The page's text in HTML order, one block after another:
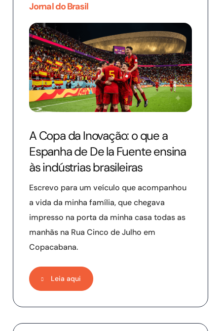
Jornal do Brasil
A Copa da Inovação: o que a
Espanha de De la Fuente ensina
às indústrias brasileiras
Escrevo para um veículo que acompanhou
a vida da minha família, que chegava
impresso na porta da minha casa todas as
manhãs na Rua Cinco de Julho em
Copacabana.
Leia aqui